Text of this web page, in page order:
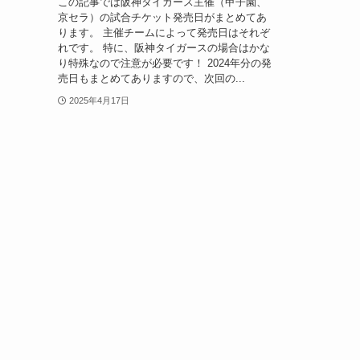
京セラ）の試合チケット発売日がまとめてあ
ります。 主催チームによって発売日はそれぞ
れです。 特に、阪神タイガースの場合はかな
り特殊なので注意が必要です！ 2024年分の発
売日もまとめてありますので、次回の...
2025年4月17日